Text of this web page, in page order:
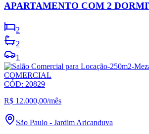
APARTAMENTO COM 2
2
2
1
COMERCIAL
CÓD: 20829
R$ 12.000,00/mês
São Paulo - Jardim Aricanduva